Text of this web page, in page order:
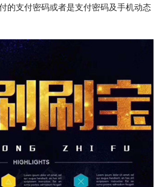
的支付密码或者是支付密码及手机动态